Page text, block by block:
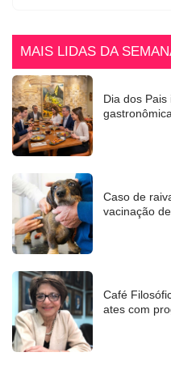
MAIS LIDAS DA
Dia dos
Caso de
vacinação
Café
ates com